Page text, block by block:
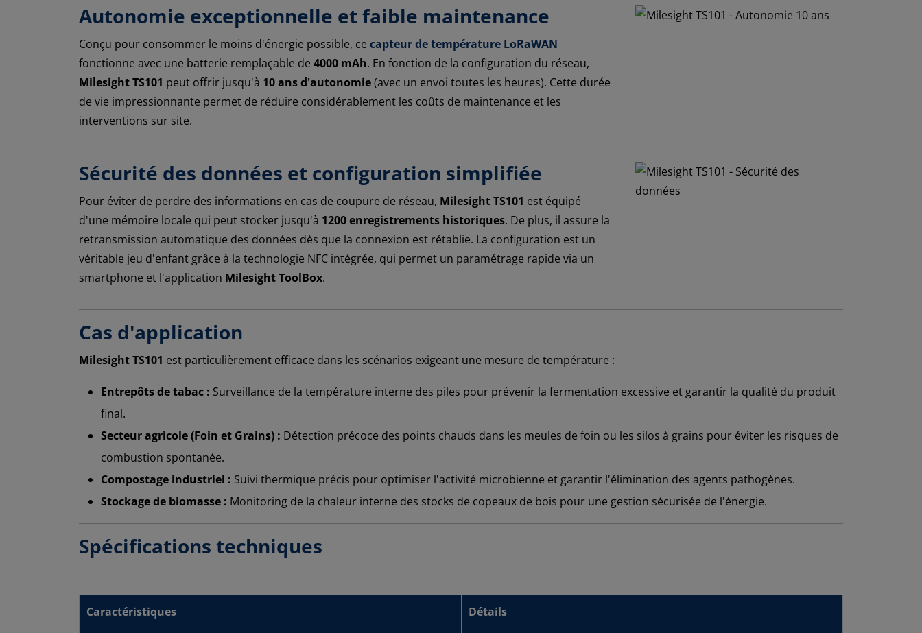
Autonomie exceptionnelle et faible maintenance
Conçu pour consommer le moins d'énergie possible, ce capteur de température LoRaWAN
fonctionne avec une batterie remplaçable de 4000 mAh. En fonction de la configuration du réseau,
Milesight TS101 peut offrir jusqu'à 10 ans d'autonomie(avec un envoi toutes les heures). Cette durée
de vie impressionnante permet de réduire considérablement les coûts de maintenance et les
interventions sur site.
Sécurité des données et configuration simplifiée
Pour éviter de perdre des informations en cas de coupure de réseau, Milesight TS101 est équipé
d'une mémoire locale qui peut stocker jusqu'à 1200 enregistrements historiques. De plus, il assure la
retransmission automatique des données dès que la connexion est rétablie. La configuration est un
véritable jeu d'enfant grâce à la technologie NFC intégrée, qui permet un paramétrage rapide via un
smartphone et l'application Milesight ToolBox.
Cas d'application
Milesight TS101 est particulièrement efficace dans les scénarios exigeant une mesure de température :
Entrepôts de tabac : Surveillance de la température interne des piles pour prévenir la fermentation excessive et garantir la qualité du produit
final.
Secteur agricole (Foin et Grains) : Détection précoce des points chauds dans les meules de foin ou les silos à grains pour éviter les risques de
combustion spontanée.
Compostage industriel : Suivi thermique précis pour optimiser l'activité microbienne et garantir l'élimination des agents pathogènes.
Stockage de biomasse : Monitoring de la chaleur interne des stocks de copeaux de bois pour une gestion sécurisée de l'énergie.
Spécifications techniques
Caractéristiques Détails